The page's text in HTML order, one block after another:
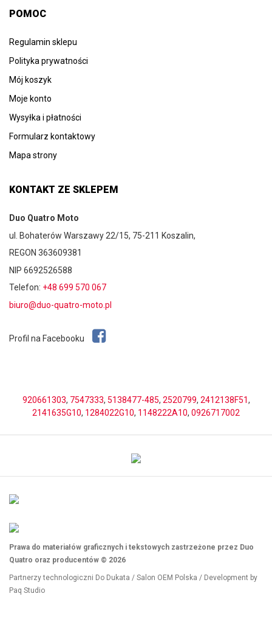
POMOC
Regulamin sklepu
Polityka prywatności
Mój koszyk
Moje konto
Wysyłka i płatności
Formularz kontaktowy
Mapa strony
KONTAKT ZE SKLEPEM
Duo Quatro Moto
ul. Bohaterów Warszawy 22/15, 75-211 Koszalin,
REGON 363609381
NIP 6692526588
Telefon: +48 699 570 067
biuro@duo-quatro-moto.pl
Profil na Facebooku
920661303, 7547333, 5138477-485, 2520799, 2412138F51,
2141635G10, 1284022G10, 1148222A10, 0926717002
Prawa do materiałów graficznych i tekstowych zastrzeżone przez Duo
Quatro oraz producentów © 2026
Partnerzy technologiczni Do Dukata / Salon OEM Polska / Development by
Paq Studio